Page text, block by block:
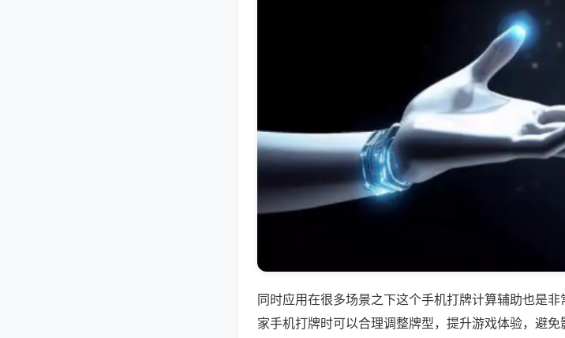
同时应用在很多场景之下这个手机打牌计算辅助也是
家手机打牌时可以合理调整牌型，提升游戏体验，避免